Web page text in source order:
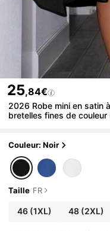
25,84€
2026 Robe mini en satin
bretelles fines de
égant noir
Couleur: Noir
Taille FR
46(1XL) 48 (2XL)